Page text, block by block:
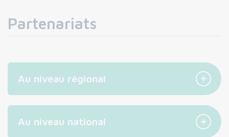
Partenariats
Au niveau régional +
Au niveau national +